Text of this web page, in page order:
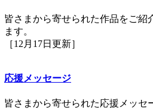
皆さまから寄せられた作品をご紹
ます。
［12月17日更新］
応援メッセージ
皆さまから寄せられた応援メッセ